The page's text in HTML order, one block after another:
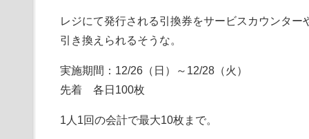
レジにて発行される引換券をサービスカウンター
引き換えられるそうな。
実施期間：12/26（日）～12/28（火）
先着 各日100枚
1人1回の会計で最大10枚まで。